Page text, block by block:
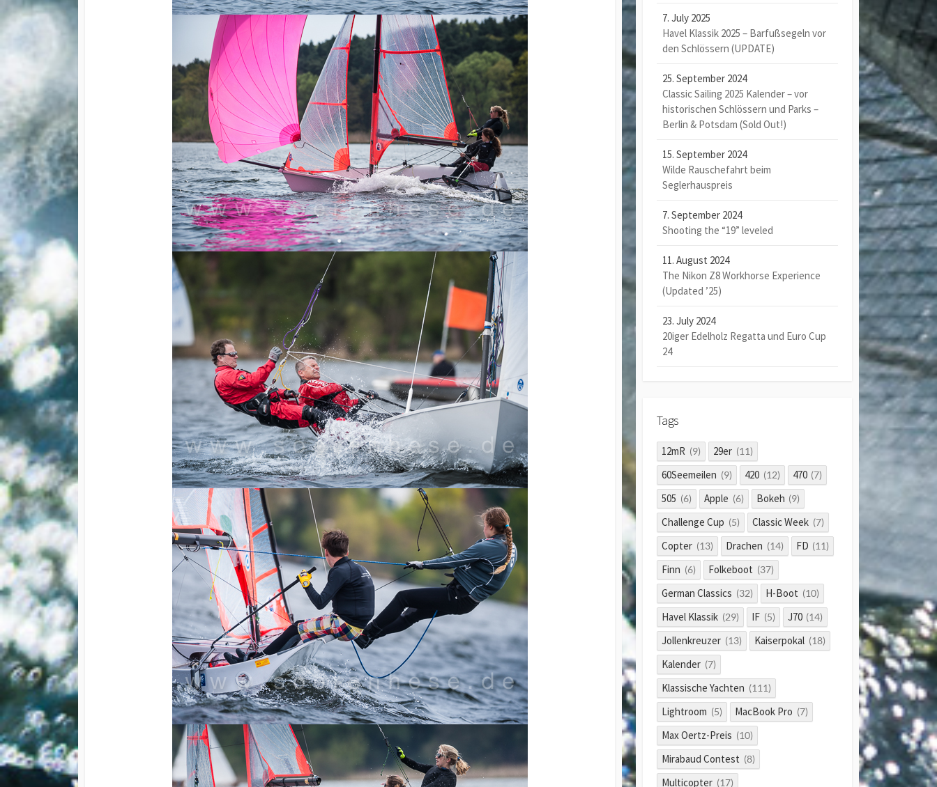
Small and Powerful? The
GoPro Hero3 Black
Edition
D800 – Pixels vers Speed
II
Megapixels vers. Print
Sizes
7. July 2025
Havel Klassik 2025 – Barfußsegeln vor
den Schlössern (UPDATE)
25. September 2024
Classic Sailing 2025 Kalender – vor
historischen Schlössern und Parks –
Berlin & Potsdam (Sold Out!)
15. September 2024
Wilde Rauschefahrt beim
Seglerhauspreis
7. September 2024
Shooting the “19” leveled
11. August 2024
The Nikon Z8 Workhorse Experience
(Updated ’25)
23. July 2024
20iger Edelholz Regatta und Euro Cup
24
Tags
12mR (9) 29er (11)
60Seemeilen (9) 420 (12) 470 (7)
505 (6) Apple (6) Bokeh (9)
Challenge Cup (5) Classic Week (7)
Copter (13) Drachen (14) FD (11)
Finn (6) Folkeboot (37)
German Classics (32) H-Boot (10)
Havel Klassik (29) IF (5) J70 (14)
Jollenkreuzer (13) Kaiserpokal (18)
Kalender (7)
Klassische Yachten (111)
Lightroom (5) MacBook Pro (7)
Max Oertz-Preis (10)
Mirabaud Contest (8)
Multicopter (17)